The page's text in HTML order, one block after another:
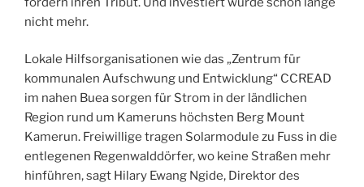
nicht mehr.
Lokale Hilfsorganisationen wie das „Zentrum für
kommunalen Aufschwung und Entwicklung“ CCREAD
im nahen Buea sorgen für Strom in der ländlichen
Region rund um Kameruns höchsten Berg Mount
Kamerun. Freiwillige tragen Solarmodule zu Fuss in die
entlegenen Regenwalddörfer, wo keine Straßen mehr
hinführen, sagt Hilary Ewang Ngide, Direktor des